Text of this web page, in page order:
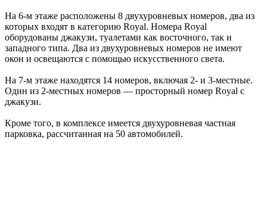
На 6-м этаже расположены 8 двухуровневых номеров, два из
которых входят в категорию Royal. Номера Royal
оборудованы джакузи, туалетами как восточного, так и
западного типа. Два из двухуровневых номеров не имеют
окон и освещаются с помощью искусственного света.
На 7-м этаже находятся 14 номеров, включая 2- и 3-местные.
Один из 2-местных номеров — просторный номер Royal с
джакузи.
Кроме того, в комплексе имеется двухуровневая частная
парковка, рассчитанная на 50 автомобилей.